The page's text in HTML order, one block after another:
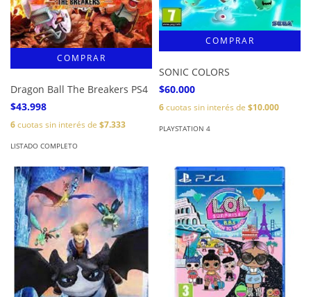
Dragon Ball The Breakers PS4
$43.998
6cuotas sin interés de $7.333
LISTADO COMPLETO
SONIC COLORS
$60.000
6cuotas sin interés de $10.000
PLAYSTATION 4